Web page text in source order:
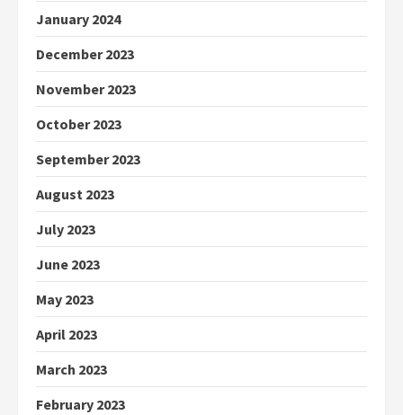
January 2024
December 2023
November 2023
October 2023
September 2023
August 2023
July 2023
June 2023
May 2023
April 2023
March 2023
February 2023